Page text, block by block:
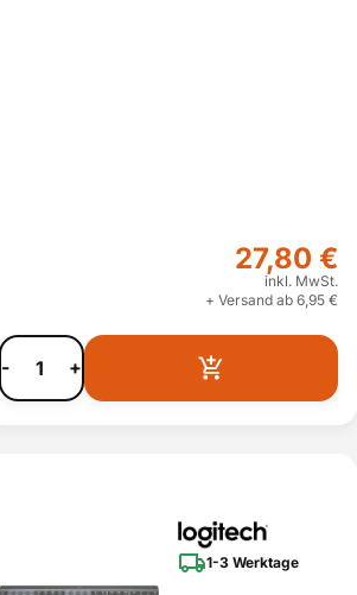
27,80 €
inkl. MwSt.
+ Versand ab 6,95 €
- +
1-3 Werktage